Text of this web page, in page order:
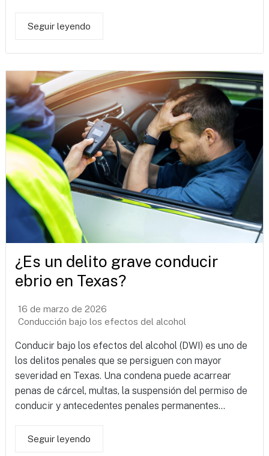
Seguir leyendo
¿Es un delito grave conducir
ebrio en Texas?
16 de marzo de 2026
Conducción bajo los efectos del alcohol
Conducir bajo los efectos del alcohol (DWI) es uno de
los delitos penales que se persiguen con mayor
severidad en Texas. Una condena puede acarrear
penas de cárcel, multas, la suspensión del permiso de
conducir y antecedentes penales permanentes...
Seguir leyendo